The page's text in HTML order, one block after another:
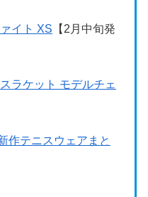
イト XS 【2月中旬発
ラケット モデルチェ
作テニスウェアまと